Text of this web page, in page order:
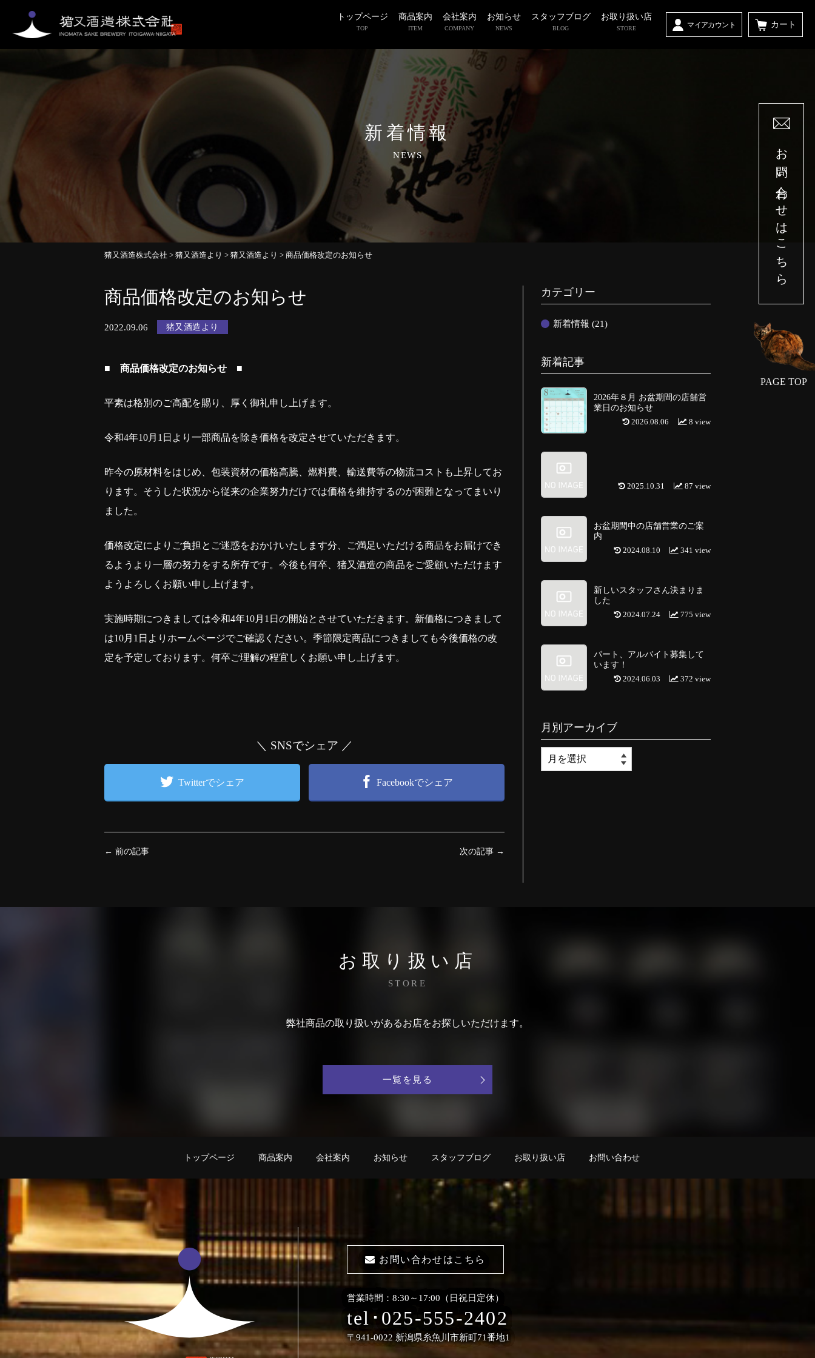
トップページ
TOP
商品案内
ITEM
会社案内
COMPANY
お知らせ
NEWS
スタッフブログ
BLOG
お取り扱い店
STORE マイアカウント カート
新着情報
NEWS
猪又酒造株式会社 > 猪又酒造より > 猪又酒造より > 商品価格改定のお知らせ
商品価格改定のお知らせ
2022.09.06 猪又酒造より
■ 商品価格改定のお知らせ ■
平素は格別のご高配を賜り、厚く御礼申し上げます。
令和4年10月1日より一部商品を除き価格を改定させていただきます。
昨今の原材料をはじめ、包装資材の価格高騰、燃料費、輸送費等の物流コストも上昇してお
ります。そうした状況から従来の企業努力だけでは価格を維持するのが困難となってまいり
ました。
価格改定によりご負担とご迷惑をおかけいたします分、ご満足いただける商品をお届けでき
るようより一層の努力をする所存です。今後も何卒、猪又酒造の商品をご愛顧いただけます
ようよろしくお願い申し上げます。
実施時期につきましては令和4年10月1日の開始とさせていただきます。新価格につきまして
は10月1日よりホームページでご確認ください。季節限定商品につきましても今後価格の改
定を予定しております。何卒ご理解の程宜しくお願い申し上げます。
＼ SNSでシェア ／
Twitterでシェア Facebookでシェア
← 前の記事 次の記事 →
カテゴリー
新着情報 (21)
新着記事
2026年８月 お盆期間の店舗営
業日のお知らせ
8 view
2026.08.06
87 view
2025.10.31
お盆期間中の店舗営業のご案
内
341 view
2024.08.10
新しいスタッフさん決まりま
した
775 view
2024.07.24
パート、アルバイト募集して
います！
372 view
2024.06.03
月別アーカイブ
お取り扱い店
STORE
弊社商品の取り扱いがあるお店をお探しいただけます。
一覧を見る
トップページ 商品案内 会社案内 お知らせ スタッフブログ お取り扱い店 お問い合わせ
お問い合わせはこちら
営業時間：8:30～17:00（日祝日定休）
tel･025-555-2402
〒941-0022 新潟県糸魚川市新町71番地1
お問い合わせはこちら
PAGE TOP